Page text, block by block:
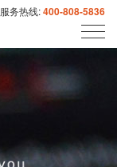
服务热线:400-808-5836